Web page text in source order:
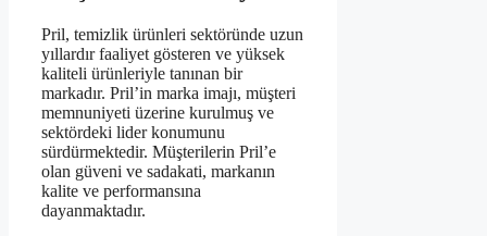
Pril, temizlik ürünleri sektöründe uzun
yıllardır faaliyet gösteren ve yüksek
kaliteli ürünleriyle tanınan bir
markadır. Pril’in marka imajı, müşteri
memnuniyeti üzerine kurulmuş ve
sektördeki lider konumunu
sürdürmektedir. Müşterilerin Pril’e
olan güveni ve sadakati, markanın
kalite ve performansına
dayanmaktadır.